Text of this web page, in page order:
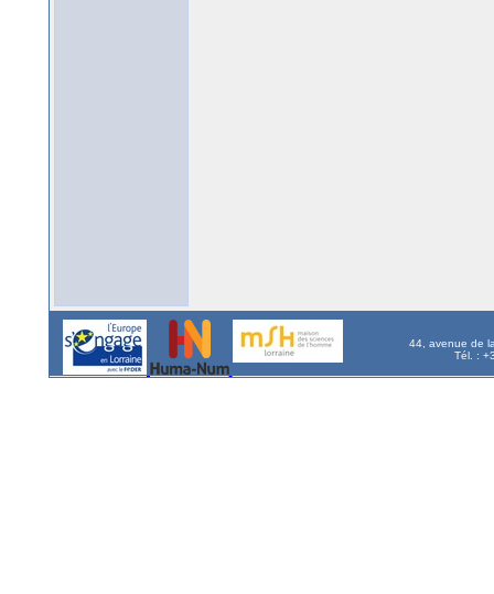
44, avenue de
Tél. :